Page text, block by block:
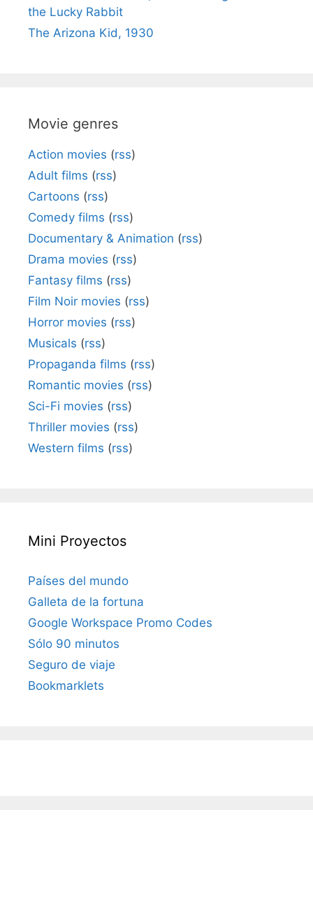
the Lucky Rabbit
The Arizona Kid, 1930
Movie genres
Action movies (rss)
Adult films (rss)
Cartoons (rss)
Comedy films (rss)
Documentary & Animation (rss)
Drama movies (rss)
Fantasy films (rss)
Film Noir movies (rss)
Horror movies (rss)
Musicals (rss)
Propaganda films (rss)
Romantic movies (rss)
Sci-Fi movies (rss)
Thriller movies (rss)
Western films (rss)
Mini Proyectos
Países del mundo
Galleta de la fortuna
Google Workspace Promo Codes
Sólo 90 minutos
Seguro de viaje
Bookmarklets